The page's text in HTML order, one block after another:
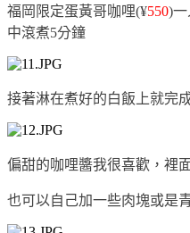
福岡限定蛋黃哥咖哩(¥550)一
中滾煮5分鐘
接著淋在煮好的白飯上就完
偏甜的咖哩醬我很喜歡，裡
也可以自己加一些肉塊或是